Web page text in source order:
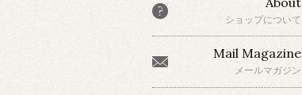
ショップについて
Mail Magazine
メールマガジン